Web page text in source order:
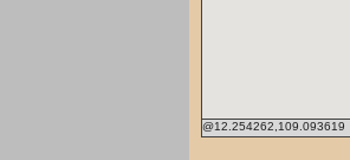
@12.254262,109.093619